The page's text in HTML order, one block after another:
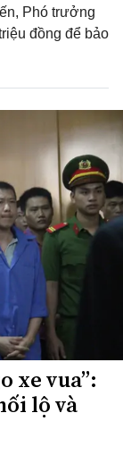
Phó trưởng
đồng để bảo
xe vua”:
lộ và